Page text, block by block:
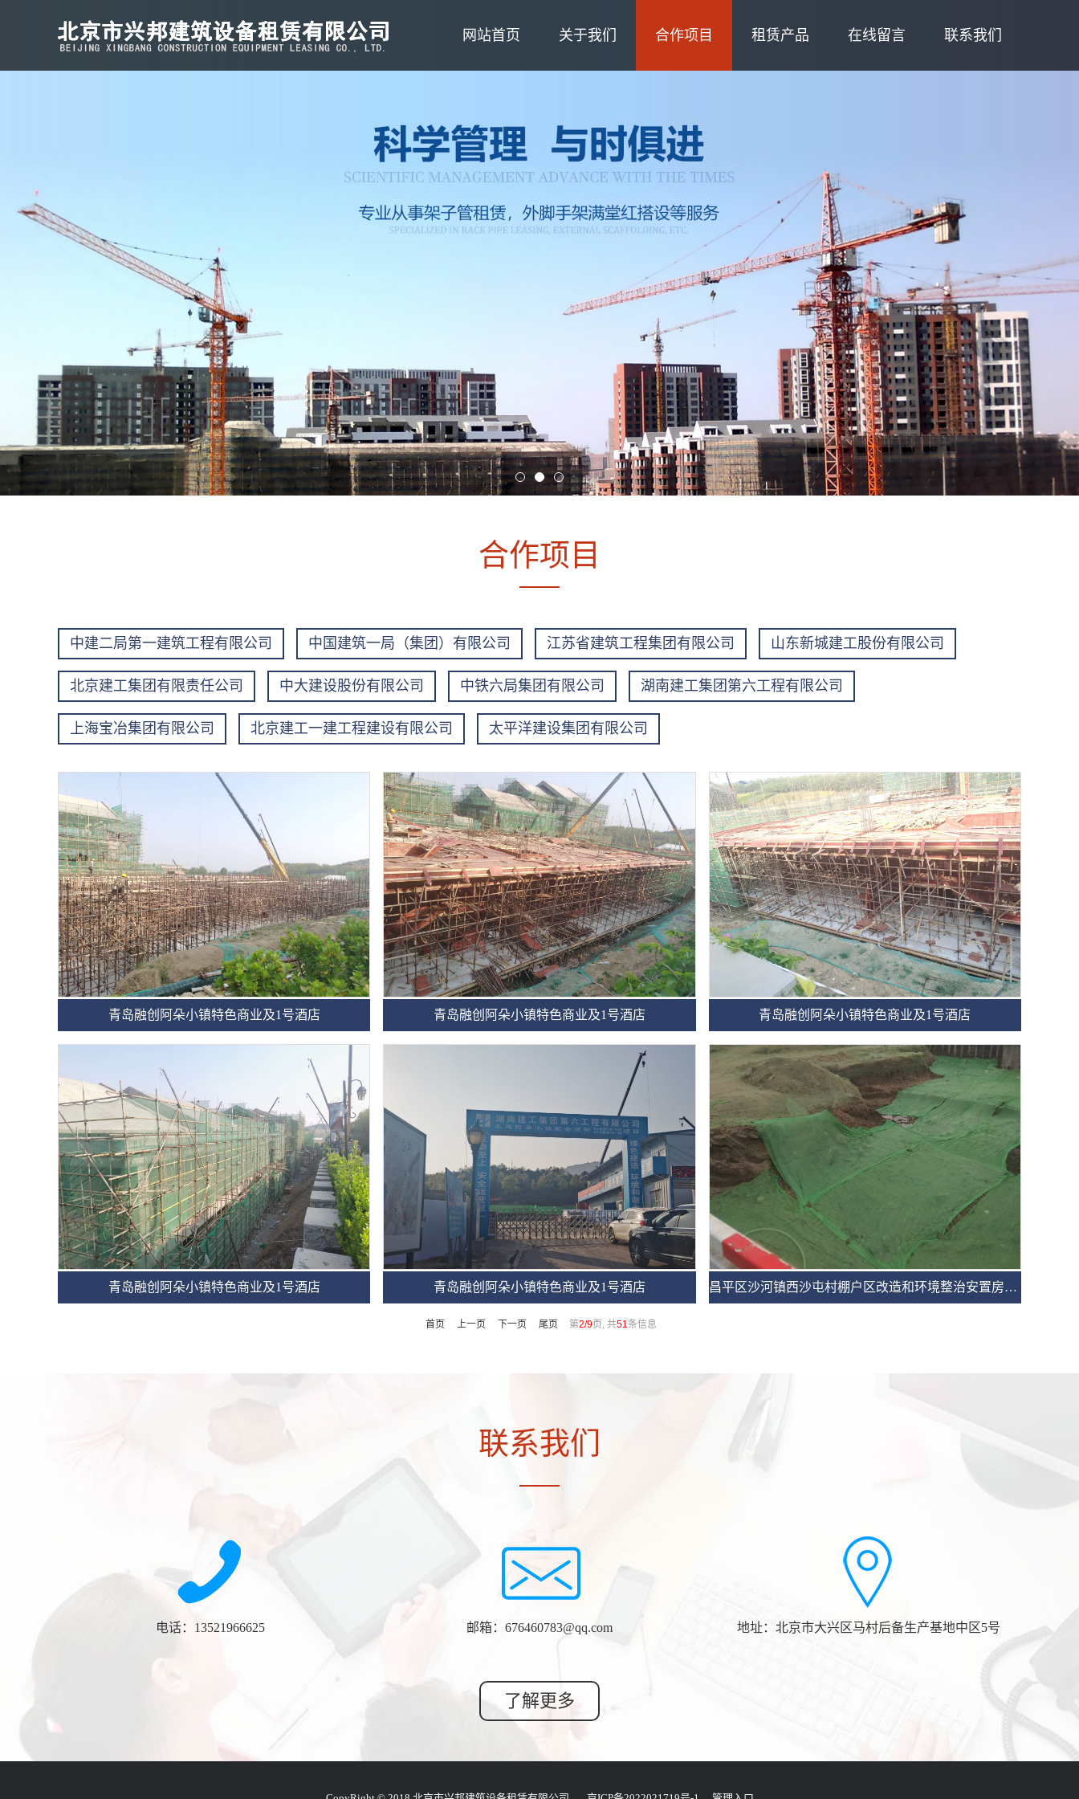
网站首页 关于我们 合作项目 租赁产品 在线留言 联系我们
合作项目
中建二局第一建筑工程有限公司 中国建筑一局（集团）有限公司 江苏省建筑工程集团有限公司 山东新城建工股份有限公司
北京建工集团有限责任公司 中大建设股份有限公司 中铁六局集团有限公司 湖南建工集团第六工程有限公司
上海宝冶集团有限公司 北京建工一建工程建设有限公司 太平洋建设集团有限公司
青岛融创阿朵小镇特色商业及1号酒店 青岛融创阿朵小镇特色商业及1号酒店 青岛融创阿朵小镇特色商业及1号酒店
青岛融创阿朵小镇特色商业及1号酒店 青岛融创阿朵小镇特色商业及1号酒店 昌平区沙河镇西沙屯村棚户区改造和环境整治安置房项目
首页 上一页 下一页 尾页 第2/9页, 共51条信息
联系我们
电话：13521966625 邮箱：676460783@qq.com 地址：北京市大兴区马村后备生产基地中区5号
了解更多